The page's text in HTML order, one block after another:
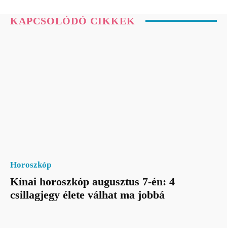
KAPCSOLÓDÓ CIKKEK
Horoszkóp
Kínai horoszkóp augusztus 7-én: 4
csillagjegy élete válhat ma jobbá